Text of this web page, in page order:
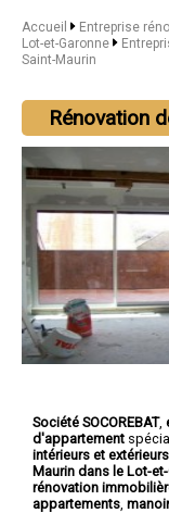
Accueil
Entreprise
Lot-et-Garonne
Saint-Maurin
Rénovation
Société SOCOREBAT,
d'appartement
intérieurs et extérieurs
Maurin dans le Lot-
rénovation
appartements